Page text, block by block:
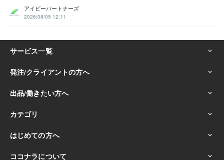
アイビーパートナーズ
2026/08/05 12:11